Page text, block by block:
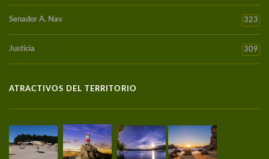
Senador A. Nav 323
Justicia 309
ATRACTIVOS DEL TERRITORIO